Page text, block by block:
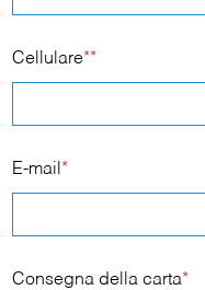
Cellulare**
E-mail *
Consegna della carta*